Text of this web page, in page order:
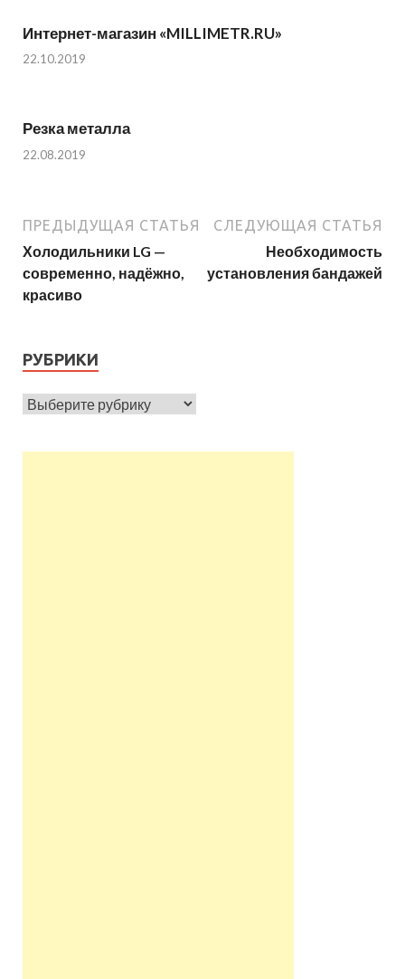
Интернет-магазин «MILLIMETR.RU»
22.10.2019
Резка металла
22.08.2019
ПРЕДЫДУЩАЯ СТАТЬЯ
Холодильники LG —
современно, надёжно,
красиво
СЛЕДУЮЩАЯ СТАТЬЯ
Необходимость
установления бандажей
РУБРИКИ